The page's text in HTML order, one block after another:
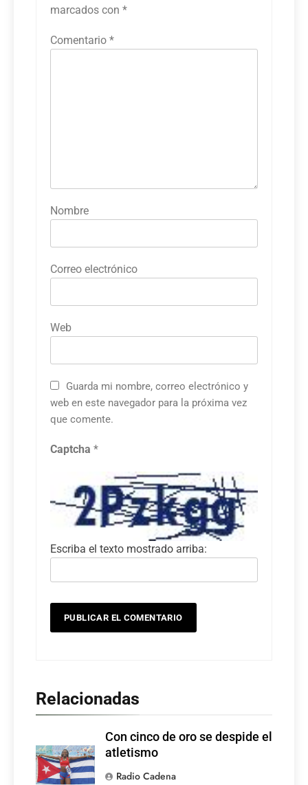
marcados con *
Comentario *
Nombre
Correo electrónico
Web
Guarda mi nombre, correo electrónico y
web en este navegador para la próxima vez
que comente.
Captcha *
Escriba el texto mostrado arriba:
Relacionadas
Con cinco de oro se despide el
atletismo
Radio Cadena